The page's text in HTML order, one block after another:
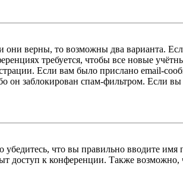
они верны, то возможны два варианта.
требуется, чтобы все новые
Если вам было прислано email-
он заблокирован спам-фильтром. Если
что вы правильно вводите
доступ к конференции. Также